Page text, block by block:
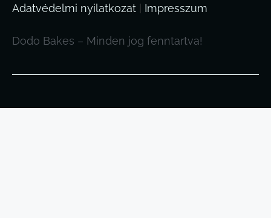
Dodo Bakes – Minden jog fenntartva!
Adatvédelmi nyilatkozat Impresszum